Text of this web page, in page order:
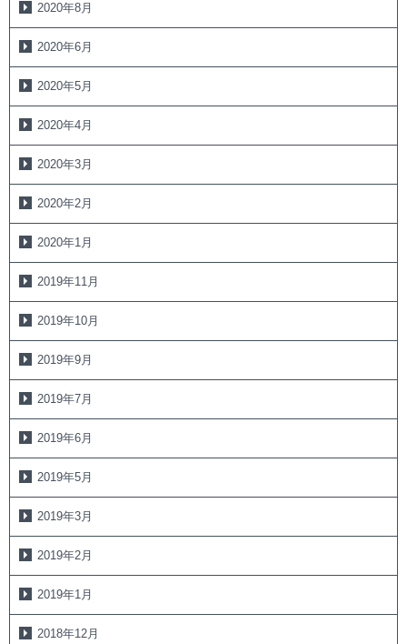
2020年8月
2020年6月
2020年5月
2020年4月
2020年3月
2020年2月
2020年1月
2019年11月
2019年10月
2019年9月
2019年7月
2019年6月
2019年5月
2019年3月
2019年2月
2019年1月
2018年12月